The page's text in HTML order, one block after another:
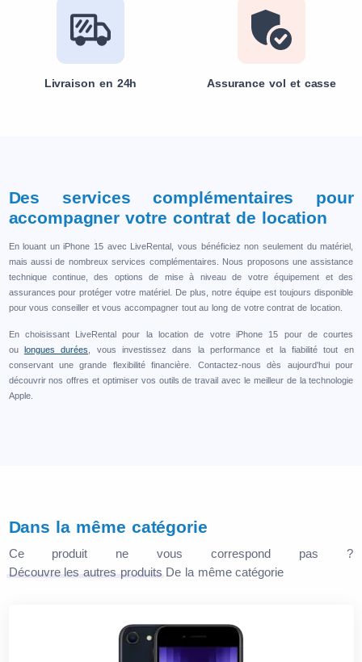
Livraison en 24h Assurance vol et casse
Des services complémentaires pour
accompagner votre contrat de location
En louant un iPhone 15 avec LiveRental, vous bénéficiez non seulement du matériel,
mais aussi de nombreux services complémentaires. Nous proposons une assistance
technique continue, des options de mise à niveau de votre équipement et des
assurances pour protéger votre matériel. De plus, notre équipe est toujours disponible
pour vous conseiller et vous accompagner tout au long de votre contrat de location.
En choisissant LiveRental pour la location de votre iPhone 15 pour de courtes
ou longues durées , vous investissez dans la performance et la fiabilité tout en
conservant une grande flexibilité financière. Contactez-nous dès aujourd'hui pour
découvrir nos offres et optimiser vos outils de travail avec le meilleur de la technologie
Apple.
Dans la même catégorie
Ce produit ne vous correspond pas ?
Découvre les autres produits De la même catégorie